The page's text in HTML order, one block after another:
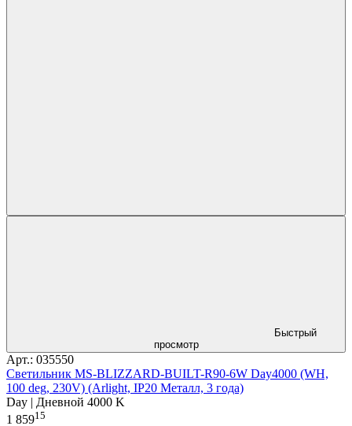
Быстрый
просмотр
Арт.: 035550
Светильник MS-BLIZZARD-BUILT-R90-6W Day4000 (WH,
100 deg, 230V) (Arlight, IP20 Металл, 3 года)
Day | Дневной 4000 K
1 85915